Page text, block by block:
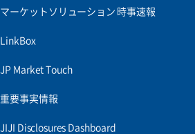
マーケットソリューション
LinkBox
JP Market Touch
重要事実情報
JIJI Disclosures Dashboard
時事速報